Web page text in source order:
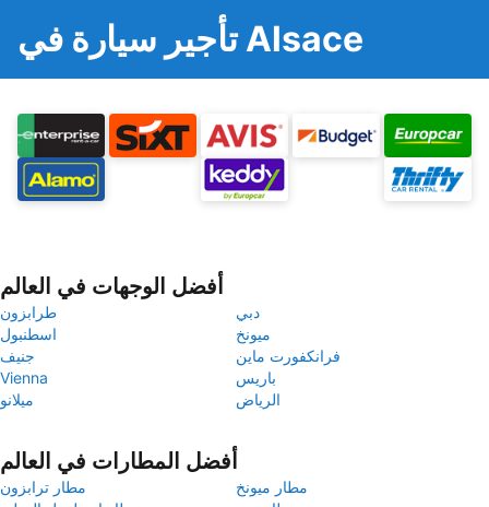
تأجير سيارة في Alsace
أفضل الوجهات في العالم
طرابزون
دبي
اسطنبول
ميونخ
جنيف
فرانكفورت ماين
Vienna
باريس
ميلانو
الرياض
أفضل المطارات في العالم
مطار ترابزون
مطار ميونخ